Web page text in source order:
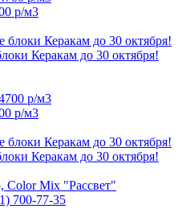
р/м3
Керакам до 30 октября!
р/м3
Керакам до 30 октября!
700-77-35